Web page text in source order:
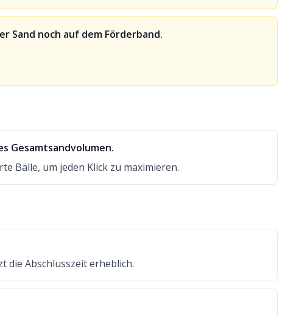
Sand noch auf dem Förderband.
Gesamtsandvolumen.
Bälle, um jeden Klick zu maximieren.
die Abschlusszeit erheblich.